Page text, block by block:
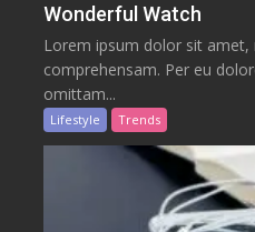
Wonderful Watch
Lorem ipsum dolor sit
comprehensam. Per eu
omittam...
Lifestyle Trends